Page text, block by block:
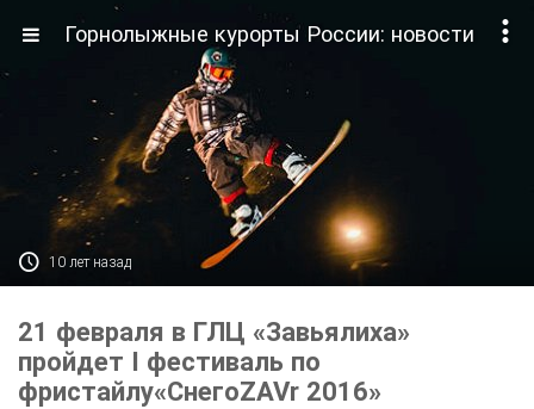

Горнолыжные курорты России: новости
 10 лет назад
21 февраля в ГЛЦ «Завьялиха»
пройдет I фестиваль по
фристайлу«СнегоZAVr 2016»